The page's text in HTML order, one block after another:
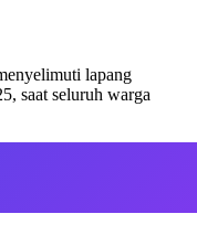
lapang
saat seluruh warga